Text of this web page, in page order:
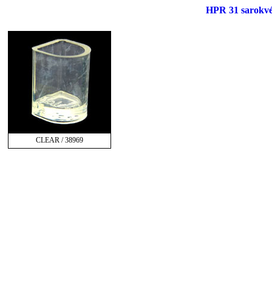
HPR 31
CLEAR / 38969